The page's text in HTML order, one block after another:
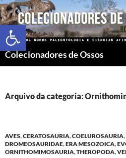
Abrir a barra de
Colecionadores de Ossos
Arquivo da categoria:
AVES,CERATOSAURIA,COELUROSAURIA,
DROMEOSAURIDAE,ERA MESOZOICA,
ORNITHOMIMOSAURIA,THEROPODA,